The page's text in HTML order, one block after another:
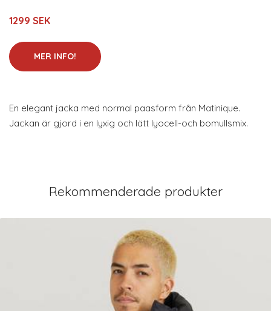
1299 SEK
MER INFO!
En elegant jacka med normal paasform från Matinique.
Jackan är gjord i en lyxig och lätt lyocell-och bomullsmix.
Rekommenderade produkter